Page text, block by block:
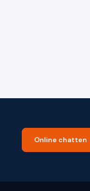
Online chatten